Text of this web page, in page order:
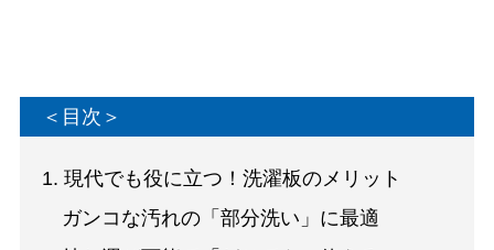
＜目次＞
1. 現代でも役に立つ！洗濯板のメリット
ガンコな汚れの「部分洗い」に最適